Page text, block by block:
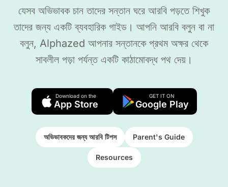
যেসব অভিভাবক চান তাদের সন্তান ঘরে আরবি পড়তে শিখুক
তাদের জন্য একটি ব্যবহারিক গাইড। আপনি আরবি বলুন বা না
বলুন, Alphazed আপনার সন্তানকে প্রথম অক্ষর থেকে
সাবলীল পড়া পর্যন্ত একটি কাঠামোবদ্ধ পথ দেয়।
Download on the
App Store
GET IT ON
Google Play
অভিভাবকদের জন্য আরবি টিপস Parent's Guide
Resources